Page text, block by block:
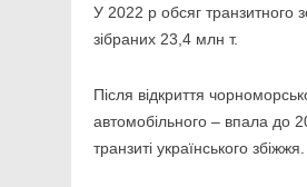
У 2022 р обсяг транзитного
зібраних 23,4 млн т.
Після відкриття
автомобільного – впала до
транзиті українського збіжжя.